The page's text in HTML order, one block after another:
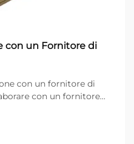
con un Fornitore di
con un fornitore di
con un fornitore
digitale dei documenti,
e da un flusso di lavoro